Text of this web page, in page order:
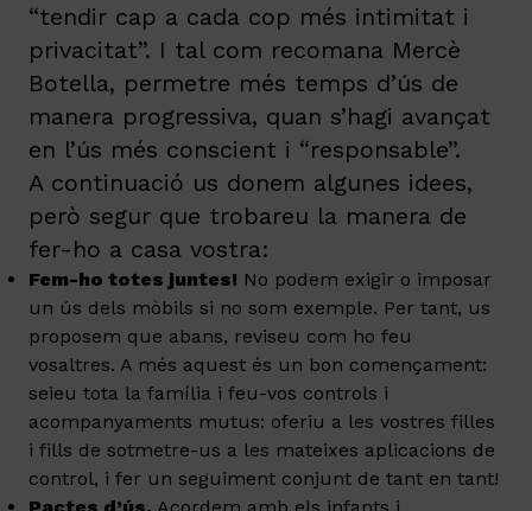
“tendir cap a cada cop més intimitat i
privacitat”. I tal com recomana Mercè
Botella, permetre més temps d’ús de
manera progressiva, quan s’hagi avançat
en l’ús més conscient i “responsable”.
A continuació us donem algunes idees,
però segur que trobareu la manera de
fer-ho a casa vostra:
Fem-ho totes juntes! No podem exigir o imposar
un ús dels mòbils si no som exemple. Per tant, us
proposem que abans, reviseu com ho feu
vosaltres. A més aquest és un bon començament:
seieu tota la família i feu-vos controls i
acompanyaments mutus: oferiu a les vostres filles
i fills de sotmetre-us a les mateixes aplicacions de
control, i fer un seguiment conjunt de tant en tant!